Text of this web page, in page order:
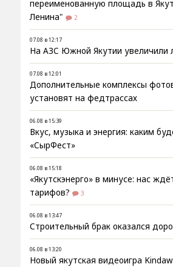
переименованную площадь в
Ленина"
2
07.08 в 12:17
На АЗС Южной Якутии увеличили
07.08 в 12:01
Дополнительные комплексы
установят на федтрассах
06.08 в 15:39
Вкус, музыка и энергия: каким
«СырФест»
06.08 в 15:18
«Якутскэнерго» в минусе: нас
тарифов?
3
06.08 в 13:47
Строительный брак оказался
06.08 в 13:20
Новый якутская видеоигра